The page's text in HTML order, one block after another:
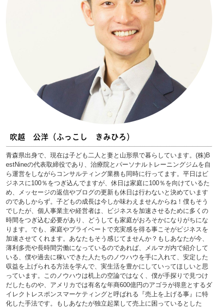
吹越 公洋（ふっこし きみひろ）
青森県出身で、現在は子ども二人と妻と山形県で暮らしています。(株)B
estNineの代表取締役であり、治療院とパーソナルトレーニングジムを自
ら運営をしながらコンサルティング業務も同時に行ってます。平日はビ
ジネスに100％をつぎ込んでますが、休日は家庭に100％を向けているた
め、メッセージの返信やブログの更新も休日は行わないと決めています
のであしからず。子どもの成長は今しか味わえませんからね！僕もそう
でしたが、個人事業主や経営者は、ビジネスを加速させるために多くの
時間をつぎ込む必要があり、どうしても家庭がおろそかになりがちにな
ります。でも、家庭やプライベートで充実感を得る事こそがビジネスを
加速させてくれます。あなたもそう感じてませんか？もしあなたが今、
薄利多売や長時間労働になっているのであれば、メルマガ内で紹介して
いる、僕や過去に稼いできた人たちのノウハウを手に入れて、安定した
収益を上げられる方法を学んで、実生活を豊かにしていってほしいと思
っています。このノウハウは机上の空論ではなく、僕が手探りで見つけ
だしたものや、アメリカでは有名な年商600億円のアゴラが得意とするダ
イレクトレスポンスマーケティングと呼ばれる『売上を上げる事』に特
化した手法です。もしあなたが独立起業して売上に困っているとした